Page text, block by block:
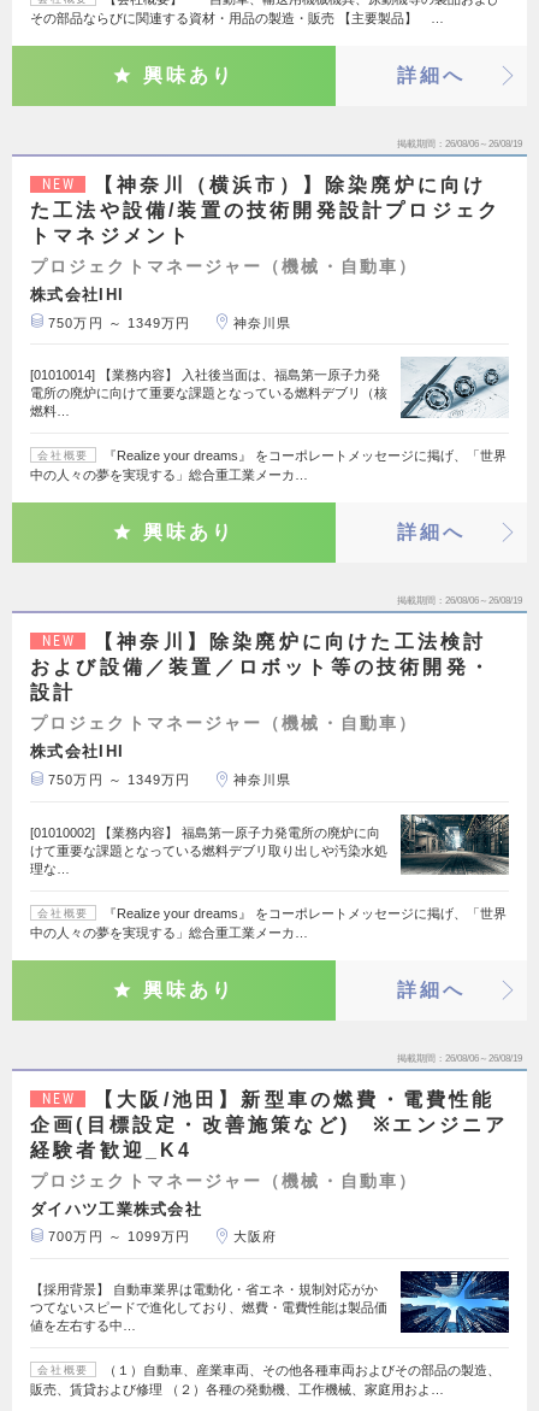
その部品ならびに関連する資材・用品の製造・販売 【主要製品】 …
興味あり 詳細へ
掲載期間 26/08/06～26/08/19
NEW
【神奈川（横浜市）】除染廃炉に向け
た工法や設備/装置の技術開発設計プロジェク
トマネジメント
プロジェクトマネージャー（機械・自動車）
株式会社IHI
750万円 ～ 1349万円 神奈川県
[01010014] 【業務内容】 入社後当面は、福島第一原子力発
電所の廃炉に向けて重要な課題となっている燃料デブリ（核
燃料…
会社概要
『Realize your dreams』 をコーポレートメッセージに掲げ、「世界
中の人々の夢を実現する」総合重工業メーカ…
興味あり 詳細へ
掲載期間 26/08/06～26/08/19
NEW
【神奈川】除染廃炉に向けた工法検討
および設備／装置／ロボット等の技術開発・
設計
プロジェクトマネージャー（機械・自動車）
株式会社IHI
750万円 ～ 1349万円 神奈川県
[01010002] 【業務内容】 福島第一原子力発電所の廃炉に向
けて重要な課題となっている燃料デブリ取り出しや汚染水処
理な…
会社概要
『Realize your dreams』 をコーポレートメッセージに掲げ、「世界
中の人々の夢を実現する」総合重工業メーカ…
興味あり 詳細へ
掲載期間 26/08/06～26/08/19
NEW
【大阪/池田】新型車の燃費・電費性能
企画(目標設定・改善施策など) ※エンジニア
経験者歓迎_K4
プロジェクトマネージャー（機械・自動車）
ダイハツ工業株式会社
700万円 ～ 1099万円 大阪府
【採用背景】 自動車業界は電動化・省エネ・規制対応がか
つてないスピードで進化しており、燃費・電費性能は製品価
値を左右する中…
会社概要
（１）自動車、産業車両、その他各種車両およびその部品の製造、
販売、賃貸および修理 （２）各種の発動機、工作機械、家庭用およ…